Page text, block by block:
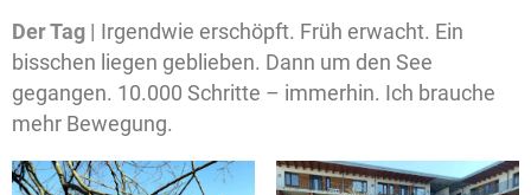
Der Tag | Irgendwie erschöpft. Früh erwacht. Ein
bisschen liegen geblieben. Dann um den See
gegangen. 10.000 Schritte – immerhin. Ich brauche
mehr Bewegung.